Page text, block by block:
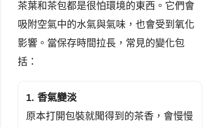
茶葉和茶包都是很怕環境的東西。它們會
吸附空氣中的水氣與氣味，也會受到氧化
影響。當保存時間拉長，常見的變化包
括：
1. 香氣變淡
原本打開包裝就聞得到的茶香，會慢慢